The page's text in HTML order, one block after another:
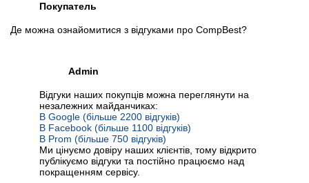
Покупатель
Де можна ознайомитися з відгуками про CompBest?
Admin
Відгуки наших покупців можна переглянути на
незалежних майданчиках:
В Google (більше 2200 відгуків)
В Facebook (більше 1100 відгуків)
В Prom (більше 750 відгуків)
Ми цінуємо довіру наших клієнтів, тому відкрито
публікуємо відгуки та постійно працюємо над
покращенням сервісу.